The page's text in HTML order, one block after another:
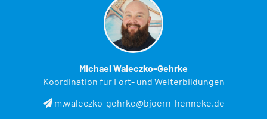
Michael Waleczko-Gehrke
Koordination für Fort- und Weiterbildungen
m.waleczko-gehrke@bjoern-henneke.de